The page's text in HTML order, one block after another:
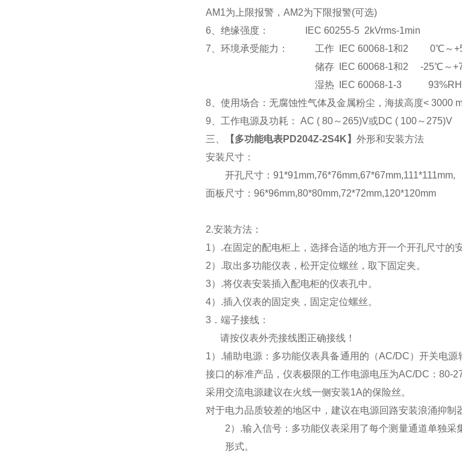
AM1为上限报警，AM2为下限报警(可选)
6
绝缘强度： IEC 60255-5 2kVrms-1min
7
环境承受能力： 工作 IEC 60068-1和2 0℃～
储存 IEC 60068-1和2 -25℃～
湿热 IEC 60068-1-3
8 、使用场合：无腐蚀性气体及金属粉尘，海拔高度< 3000
9 、工作电源及功耗： AC ( 80～265)V或DC ( 100～275)V
三、
【多功能电表PD204Z-2S4K 】 外形和安装方法
安装尺寸：
开孔尺寸：91*91mm,76*76mm,67*67mm,111*111mm,
面板尺寸：96*96mm,80*80mm,72*72mm,120*120mm
2.安装方法：
1）.在固定的配电柜上，选择合适的地方开一个开孔尺寸的
2）.取出多功能仪表，松开定位螺丝，取下固定夹。
3）.将仪表安装插入配电柜的仪表孔中。
4）.插入仪表的固定夹，固定定位螺丝。
3 ．端子接线：
请按仪表外壳接线图正确接线！
1） .辅助电源：多功能仪表具备通用的（AC/DC）开关电源
接口的标准产品，仪表极限的工作电源电压为AC/DC ： 80-
采用交流电源建议在火线一侧安装1A的保险丝。
对于电力品质较差的地区中，建议在电源回路安装浪涌抑制
2） .输入信号：多功能仪表采用了每个测量通道单独采
形式。